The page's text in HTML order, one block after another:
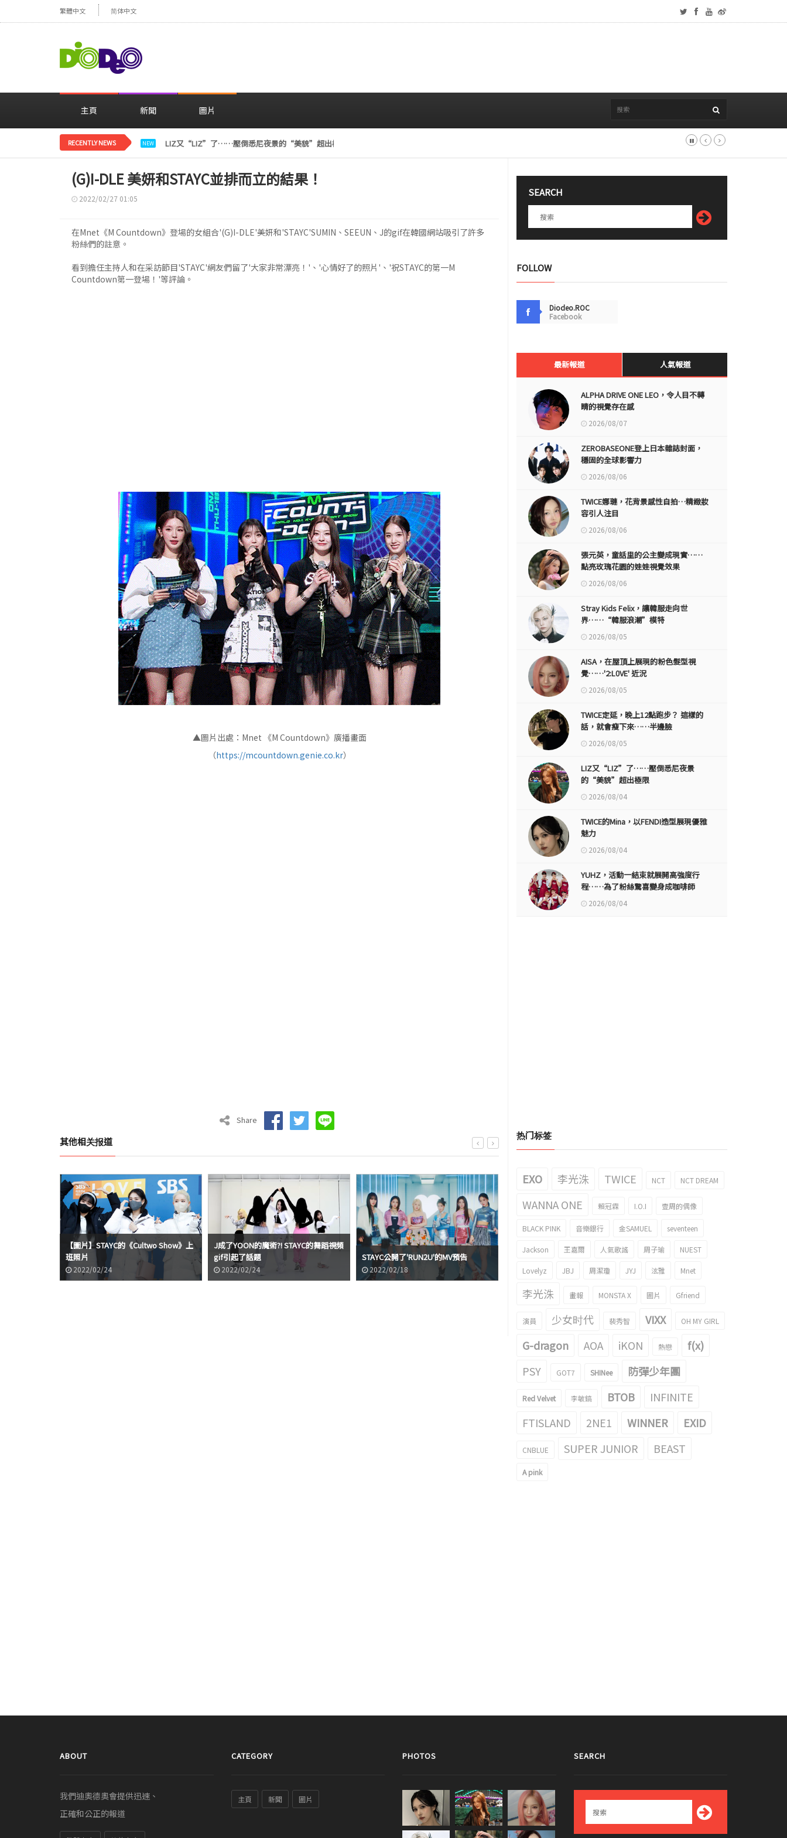
繁體中文 简体中文
主頁 新聞 圖片
RECENTLY NEWS NEW LIZ又“LIZ”了……壓倒悉尼夜景的“美貌”超出極限
(G)I-DLE 美妍和STAYC並排而立的結果！
2022/02/27 01:05
在Mnet《M Countdown》登場的女組合'(G)I-DLE'美妍和'STAYC'SUMIN、SEEUN、J的gif在韓國網站吸引了許多
粉絲們的註意。
看到擔任主持人和在采訪節目'STAYC'網友們留了'大家非常漂亮！'、'心情好了的照片'、'祝STAYC的第一M
Countdown第一登場！'等評論。
▲圖片出處：Mnet 《M Countdown》廣播畫面
（https://mcountdown.genie.co.kr）
Share
其他相关报道
【圖片】STAYC的《Cultwo Show》上
班照片
2022/02/24
J成了YOON的魔術?! STAYC的舞蹈視頻
gif引起了話題
2022/02/24
STAYC公開了'RUN2U'的MV預告
2022/02/18
【圖片】SBS《2021 歌謠大戰》紅地
2021/12/28
見面了喜歡的IU前輩流眼淚了的STAYC
2021/12/24
SEARCH
FOLLOW
Diodeo.ROC
Facebook
最新報道 人氣報道
ALPHA DRIVE ONE LEO，令人目不轉
睛的視覺存在感
2026/08/07
ZEROBASEONE登上日本雜誌封面，
穩固的全球影響力
2026/08/06
TWICE娜璉，花背景感性自拍…精緻妝
容引人注目
2026/08/06
張元英，童話里的公主變成現實……
點亮玫瑰花園的娃娃視覺效果
2026/08/06
Stray Kids Felix，讓韓服走向世
界……“韓服浪潮”模特
2026/08/05
AISA，在屋頂上展現的粉色髮型視
覺……'2:L0VE' 近況
2026/08/05
TWICE定延，晚上12點跑步？ 這樣的
話，就會瘦下來……半邊臉
2026/08/05
LIZ又“LIZ”了……壓倒悉尼夜景
的“美貌”超出極限
2026/08/04
TWICE的Mina，以FENDI造型展現優雅
魅力
2026/08/04
YUHZ，活動一結束就展開高強度行
程……為了粉絲驚喜變身成咖啡師
2026/08/04
热门标签
EXO 李光洙 TWICE NCT NCT DREAM
WANNA ONE 賴冠霖 I.O.I 壹周的偶像
BLACK PINK 音樂銀行 金SAMUEL seventeen
Jackson 王嘉爾 人氣歌謠 周子瑜 NUEST
Lovelyz JBJ 周潔瓊 JYJ 泫雅 Mnet
李光洙 畫報 MONSTA X 圖片 Gfriend
演員 少女时代 裴秀智 VIXX OH MY GIRL
G-dragon AOA iKON 熱戀
f(x)
PSY
GOT7 SHINee 防彈少年團
Red Velvet 李敏鎬 BTOB
INFINITE
FTISLAND
2NE1 WINNER EXID
CNBLUE SUPER JUNIOR BEAST
A pink
ABOUT
我們迪奧德奧會提供迅速、
正確和公正的報道
CATEGORY
主頁 新聞 圖片
PHOTOS SEARCH